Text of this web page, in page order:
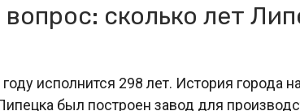
сколько лет
исполнится 298 лет. История города
был построен завод для